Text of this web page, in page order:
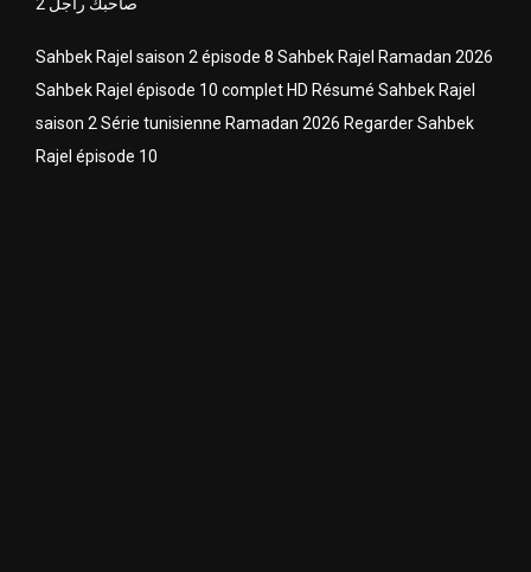
Sahbek Rajel saison 2 épisode 8 Sahbek Rajel Ramadan 2026
Sahbek Rajel épisode 10 complet HD Résumé Sahbek Rajel
saison 2 Série tunisienne Ramadan 2026 Regarder Sahbek
Rajel épisode 10